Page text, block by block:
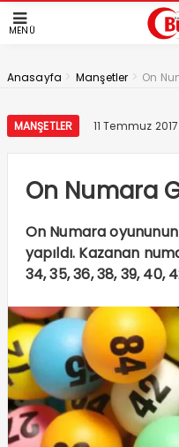
MENÜ
Anasayfa > Manşetler > On
MANŞETLER 11 Temmuz
On Numara
On Numara
yapıldı. Kazanan
34, 35, 36, 38, 39, 40,